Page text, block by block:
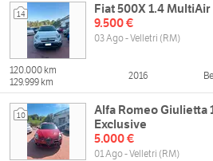
14
Fiat 500X 1.4
9.500 €
03 Ago - Velletri (RM)
120.000 km
129.999 km
2016
10
Alfa Romeo Giulietta
Exclusive
5.000 €
01 Ago - Velletri (RM)